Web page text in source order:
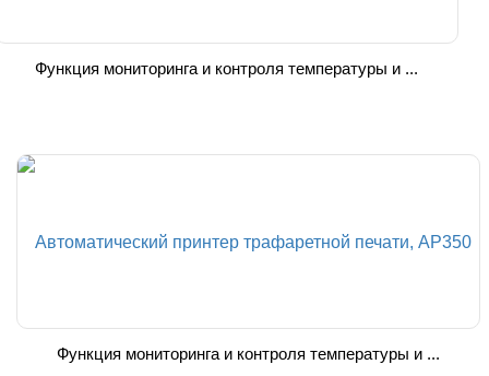
Функция мониторинга и контроля температуры и ...
Функция мониторинга и контроля температуры и ...